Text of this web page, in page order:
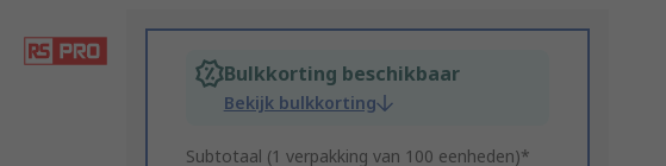
Bulkkorting beschikbaar
Bekijk bulkkorting
Subtotaal (1 verpakking van 100 eenheden)*